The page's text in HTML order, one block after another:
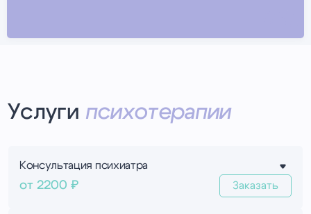
Услуги психотерапии
Консультация психиатра
от 2200 ₽ Заказать
Оценка психоэмоционального состояния,
помощь при зависимостях, тревожности,